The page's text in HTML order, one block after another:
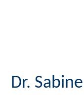
Dr.